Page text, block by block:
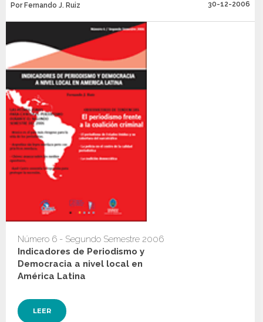
Por Fernando J. Ruiz 30-12-2006
Número 6 - Segundo Semestre 2006
Indicadores de Periodismo y
Democracia a nivel local en
América Latina
LEER